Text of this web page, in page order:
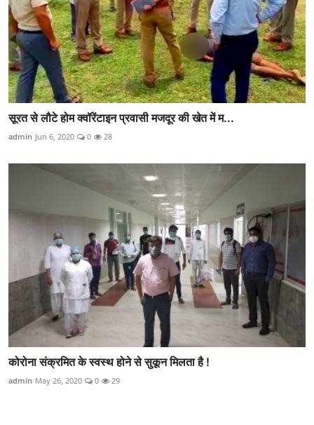
सूरत से लौटे होम क्वॉरेंटाइन प्रवासी मजदूर की खेत में म...
admin Jun 6, 2020 0 28
कोरोना संक्रमित के स्वस्थ होने से सुकून मिलता है !
admin May 26, 2020 0 29